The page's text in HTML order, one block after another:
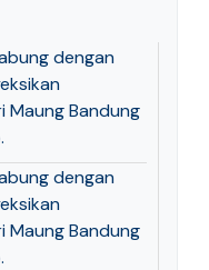
dengan
Bandung
dengan
Bandung